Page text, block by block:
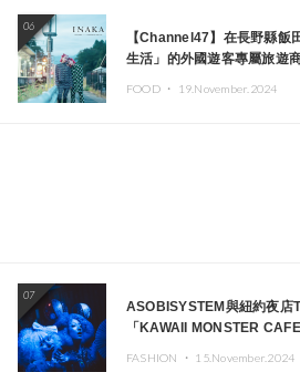
06
【Channel47】在長野縣飯
生活」的外國遊客專屬旅遊
FOOD ・ 19.November.2024
07
ASOBISYSTEM與紐約夜店
「KAWAII MONSTER
FASHION ・ 15.November.2024